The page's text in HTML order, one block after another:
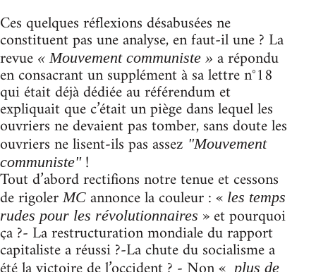
Ces quelques réflexions désabusées ne
constituent pas une analyse, en faut-il une ? La
revue « Mouvement communiste » a répondu
en consacrant un supplément à sa lettre n°18
qui était déjà dédiée au référendum et
expliquait que c’était un piège dans lequel les
ouvriers ne devaient pas tomber, sans doute les
ouvriers ne lisent-ils pas assez "Mouvement
communiste"!
Tout d’abord rectifions notre tenue et cessons
de rigolerMC annonce la couleur : « les temps
rudes pour les révolutionnaires » et pourquoi
ça ?- La restructuration mondiale du rapport
capitaliste a réussi ?-La chute du socialisme a
plus de